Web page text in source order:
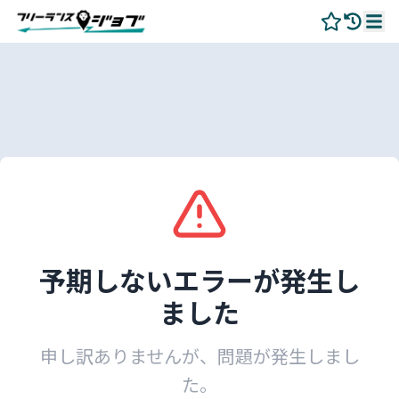
予期しないエラーが発生し
ました
申し訳ありませんが、問題が発生しまし
た。